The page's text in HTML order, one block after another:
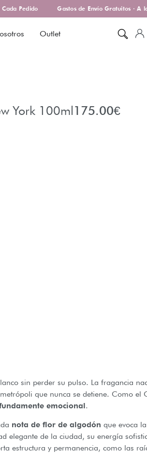
Pedido Gastos de Envío Gratuitos · A
Outlet
York 100ml175.00€
sin perder su pulso. La fragancia
que nunca se detiene. Como el
emocional.
nota de flor de algodón que evoca
elegante de la ciudad, su energía
estructura y permanencia, como las